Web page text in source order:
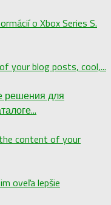
o Xbox Series S.
your blog posts, cool,...
решения для
content of your
oveľa lepšie